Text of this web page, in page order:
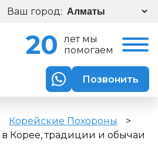
Ваш город:
20
лет мы
помогаем
Позвонить
Корейские Похороны
>
Корее, традиции и обычаи